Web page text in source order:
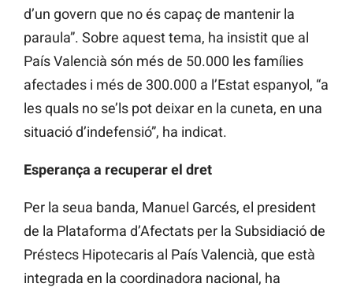
d’un govern que no és capaç de mantenir la
paraula”. Sobre aquest tema, ha insistit que al
País Valencià són més de 50.000 les famílies
afectades i més de 300.000 a l’Estat espanyol, “a
les quals no se’ls pot deixar en la cuneta, en una
situació d’indefensió”, ha indicat.
Esperança a recuperar el dret
Per la seua banda, Manuel Garcés, el president
de la Plataforma d’Afectats per la Subsidiació de
Préstecs Hipotecaris al País Valencià, que està
integrada en la coordinadora nacional, ha